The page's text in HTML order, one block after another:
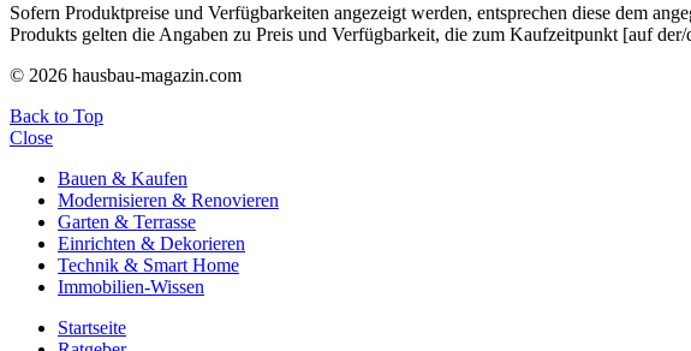
Sofern Produktpreise und Verfügbarkeiten angezeigt werden, entsprechen diese dem
Produkts gelten die Angaben zu Preis und Verfügbarkeit, die zum Kaufzeitpunkt [auf
© 2026 hausbau-magazin.com
Back to Top
Close
Bauen & Kaufen
Modernisieren & Renovieren
Garten & Terrasse
Einrichten & Dekorieren
Technik & Smart Home
Immobilien-Wissen
Startseite